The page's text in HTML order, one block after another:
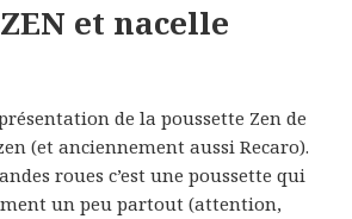
et nacelle
de la poussette Zen de
(et anciennement aussi Recaro).
roues c’est une poussette qui
un peu partout (attention,